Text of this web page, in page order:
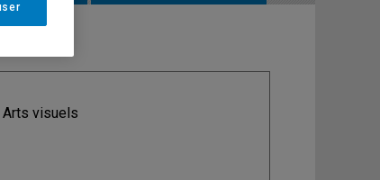
Arts visuels